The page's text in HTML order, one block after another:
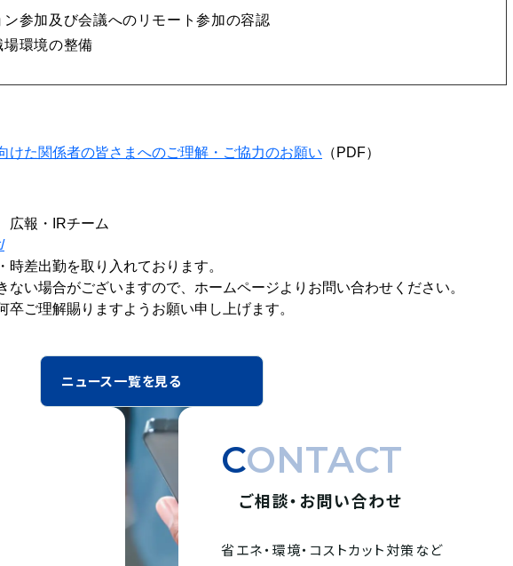
参加及び会議へのリモート参加の容認
環境の整備
けた関係者の皆さまへのご理解・ご協力のお願い （PDF）
広報・IRチーム
差出勤を取り入れております。
ない場合がございますので、ホームページよりお問い合わせください。
卒ご理解賜りますようお願い申し上げます。
ニュース一覧を見る
CONTACT
ご相談・お問い合わせ
省エネ・環境・ コストカット対策など